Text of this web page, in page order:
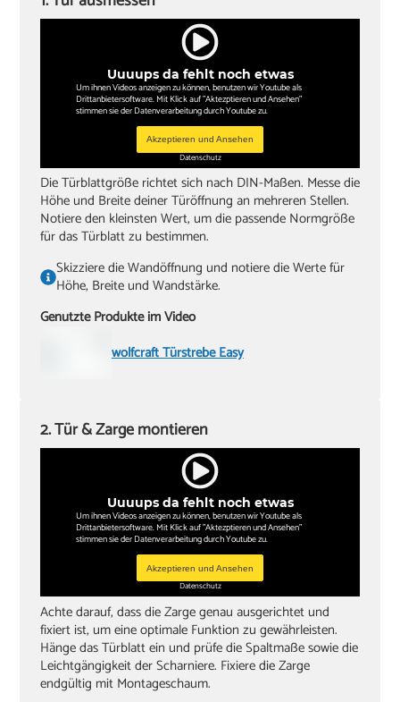
‏Kreuzschlitzschraubendreher
‏Wasserwaagen (60 cm, 180 cm)
‏Zollstock
‏Akkuschrauber oder Bohrmaschine
‏Inbusschlüssel, Größe 4
Uuuups da fehlt noch etwas
Um ihnen Videos anzeigen zu können, benutzen wir Youtube als
Drittanbietersoftware. Mit Klick auf "Aktezptieren und Ansehen"
stimmen sie der Datenverarbeitung durch Youtube zu.
Akzeptieren und Ansehen
Datenschutz
Die Türblattgröße richtet sich nach DIN-Maßen. Messe die
Höhe und Breite deiner Türöffnung an mehreren Stellen.
Notiere den kleinsten Wert, um die passende Normgröße
für das Türblatt zu bestimmen.
Skizziere die Wandöffnung und notiere die Werte für
Höhe, Breite und Wandstärke.
Genutzte Produkte im Video
wolfcraft Türstrebe Easy
Uuuups da fehlt noch etwas
Um ihnen Videos anzeigen zu können, benutzen wir Youtube als
Drittanbietersoftware. Mit Klick auf "Aktezptieren und Ansehen"
stimmen sie der Datenverarbeitung durch Youtube zu.
Akzeptieren und Ansehen
Datenschutz
2. Tür & Zarge montieren
Achte darauf, dass die Zarge genau ausgerichtet und
fixiert ist, um eine optimale Funktion zu gewährleisten.
Hänge das Türblatt ein und prüfe die Spaltmaße sowie die
Leichtgängigkeit der Scharniere. Fixiere die Zarge
endgültig mit Montageschaum.